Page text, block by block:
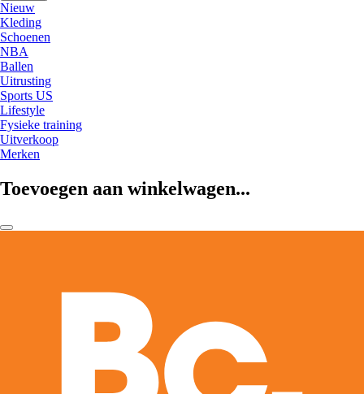
Nieuw
Kleding
Schoenen
NBA
Ballen
Uitrusting
Sports US
Lifestyle
Fysieke training
Uitverkoop
Merken
Toevoegen aan winkelwagen...